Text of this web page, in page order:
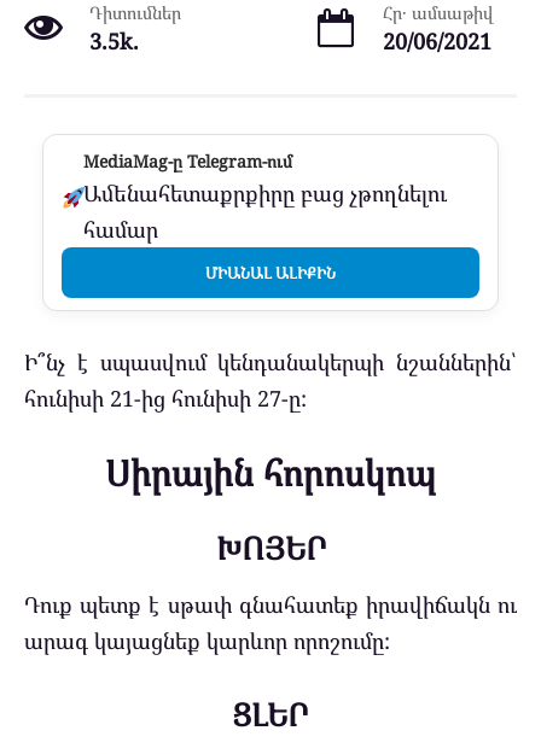
Դիտումներ
3.5k.
Հր․ ամսաթիվ
20/06/2021
MediaMag-ը Telegram-ում
Ամենահետաքրքիրը բաց չթողնելու
համար
ՄԻԱՆԱԼ ԱԼԻՔԻՆ
Ի՞նչ է սպասվում կենդանակերպի նշաններին՝
հունիսի 21-ից հունիսի 27-ը:
Սիրային հորոսկոպ
ԽՈՅԵՐ
Դուք պետք է սթափ գնահատեք իրավիճակն ու
արագ կայացնեք կարևոր որոշումը:
ՑԼԵՐ